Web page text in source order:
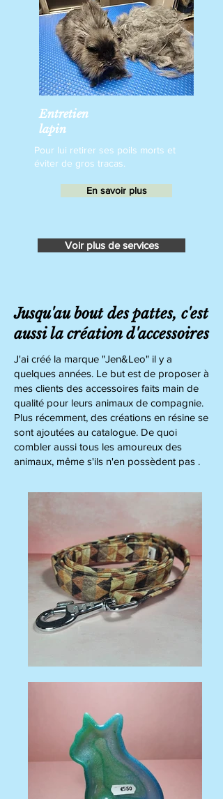
Entretien
lapin
Pour lui retirer ses poils morts et
éviter de gros tracas.
En savoir plus
Voir plus de services
Jusqu'au bout des pattes, c'est
aussi la création d'accessoires
J'ai créé la marque "Jen&Leo" il y a
quelques années. Le but est de proposer à
mes clients des accessoires faits main de
qualité pour leurs animaux de compagnie.
Plus récemment, des créations en résine se
sont ajoutées au catalogue. De quoi
combler aussi tous les amoureux des
animaux, même s'ils n'en possèdent pas .